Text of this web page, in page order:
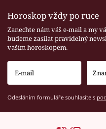
Horoskop vždy po ruce
Zanechte nám váš e-mail a my
budeme zasílat pravidelný
vaším horoskopem.
Odesláním formuláře souhlasíte s